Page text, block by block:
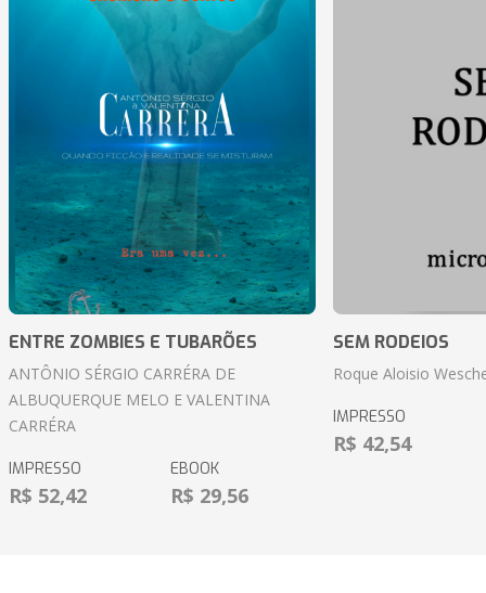
ENTRE ZOMBIES E TUBARÕES
ANTÔNIO SÉRGIO CARRÉRA DE
ALBUQUERQUE MELO E VALENTINA
CARRÉRA
IMPRESSO
R$ 52,42
EBOOK
R$ 29,56
SEM RODEIOS
Roque Aloisio
IMPRESSO
R$ 42,54